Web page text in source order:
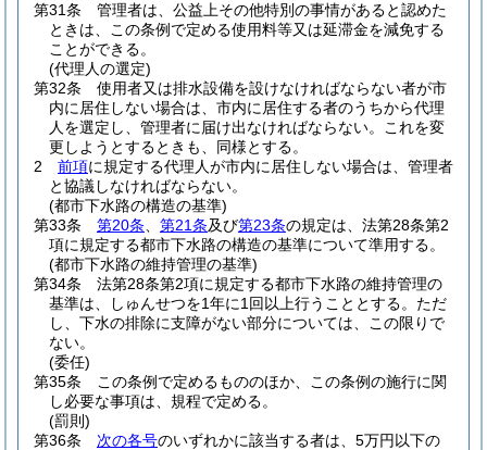
第31条
管理者は、公益上その他特別の事情があると認めた
ときは、この条例で定める使用料等又は延滞金を減免する
ことができる。
(代理人の選定)
第32条
使用者又は排水設備を設けなければならない者が市
内に居住しない場合は、市内に居住する者のうちから代理
人を選定し、管理者に届け出なければならない。
これを変
更しようとするときも、同様とする。
2
前項に規定する代理人が市内に居住しない場合は、管理者
と協議しなければならない。
(都市下水路の構造の基準)
第33条
第20条 第21条及び第23条の規定は、法第28条第2
項に規定する都市下水路の構造の基準について準用する。
(都市下水路の維持管理の基準)
第34条
法第28条第2項に規定する都市下水路の維持管理の
基準は、しゅんせつを1年に1回以上行うこととする。 ただ
し、下水の排除に支障がない部分については、この限りで
ない。
(委任)
第35条
この条例で定めるもののほか、この条例の施行に関
し必要な事項は、規程で定める。
(罰則)
第36条
次の各号のいずれかに該当する者は、5万円以下の